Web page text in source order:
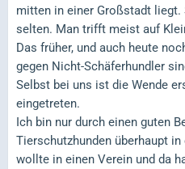
mitten in einer Großstadt liegt.
selten. Man trifft meist auf
Das früher, und auch heute
gegen Nicht-Schäferhundler
Selbst bei uns ist die Wende
eingetreten.
Ich bin nur durch einen guten
Tierschutzhunden überhaupt
wollte in einen Verein und da